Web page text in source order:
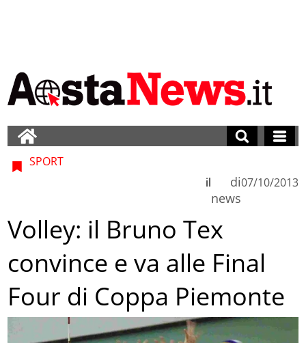
SPORT
di
news
il 07/10/2013
Volley: il Bruno Tex
convince e va alle Final
Four di Coppa Piemonte